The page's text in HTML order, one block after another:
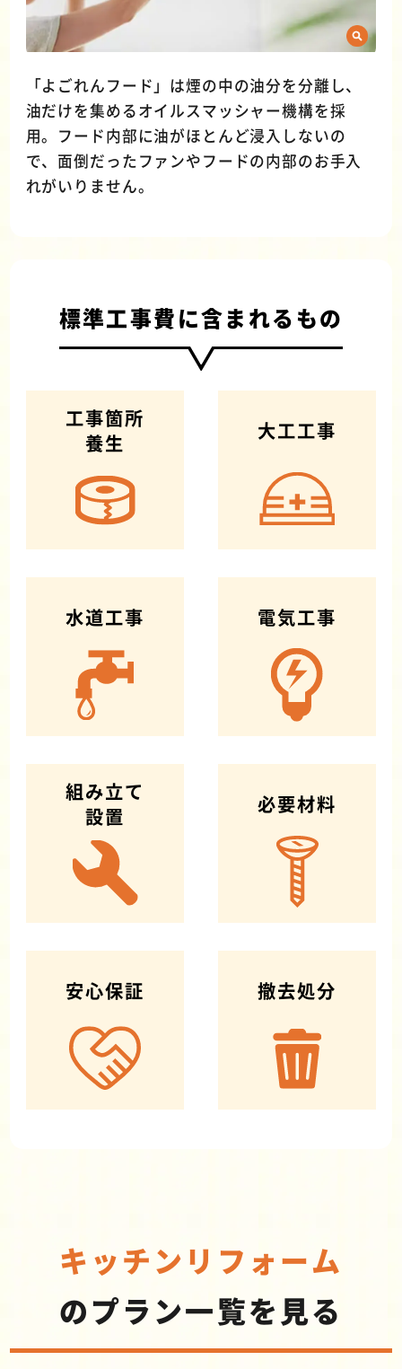
「よごれんフード」は煙の中の油分を分離し、
油だけを集めるオイルスマッシャー機構を採
用。フード内部に油がほとんど浸入しないの
で、面倒だったファンやフードの内部のお手入
れがいりません。
標準工事費に含まれるもの
工事箇所
養生
大工工事
水道工事 電気工事
組み立て
設置
必要材料
安心保証 撤去処分
キッチンリフォーム
のプラン一覧を見る